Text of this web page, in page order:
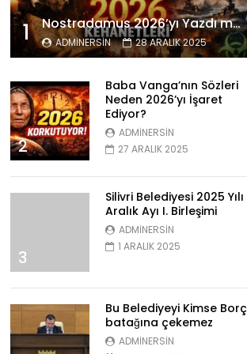
1 Nostradamus 2026’yı Yazdı mı? Tüyler Ürperten Kehanetler
ADMINERSIN 28 ARALIK 2025
2
Baba Vanga’nın Sözleri
Neden 2026’yı İşaret
Ediyor?
ADMINERSIN
27 ARALIK 2025
3
Silivri Belediyesi 2025 Yılı
Aralık Ayı I. Birleşimi
ADMINERSIN
1 ARALIK 2025
Bu Belediyeyi Kimse Borç
batağına çekemez
ADMINERSIN